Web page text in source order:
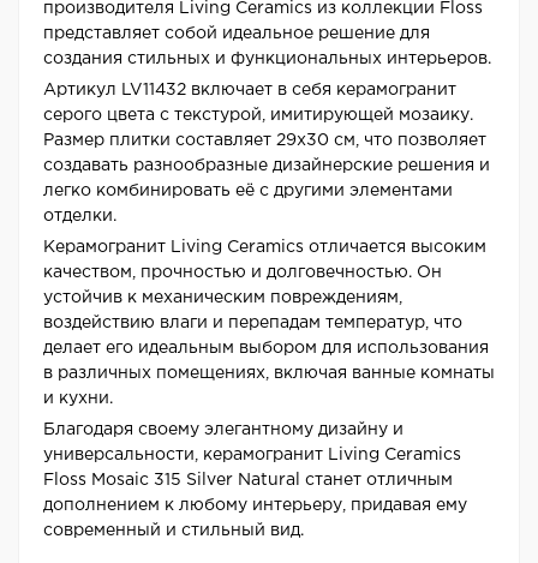
производителя Living Ceramics из коллекции Floss
представляет собой идеальное решение для
создания стильных и функциональных интерьеров.
Артикул LV11432 включает в себя керамогранит
серого цвета с текстурой, имитирующей мозаику.
Размер плитки составляет 29x30 см, что позволяет
создавать разнообразные дизайнерские решения и
легко комбинировать её с другими элементами
отделки.
Керамогранит Living Ceramics отличается высоким
качеством, прочностью и долговечностью. Он
устойчив к механическим повреждениям,
воздействию влаги и перепадам температур, что
делает его идеальным выбором для использования
в различных помещениях, включая ванные комнаты
и кухни.
Благодаря своему элегантному дизайну и
универсальности, керамогранит Living Ceramics
Floss Mosaic 315 Silver Natural станет отличным
дополнением к любому интерьеру, придавая ему
современный и стильный вид.